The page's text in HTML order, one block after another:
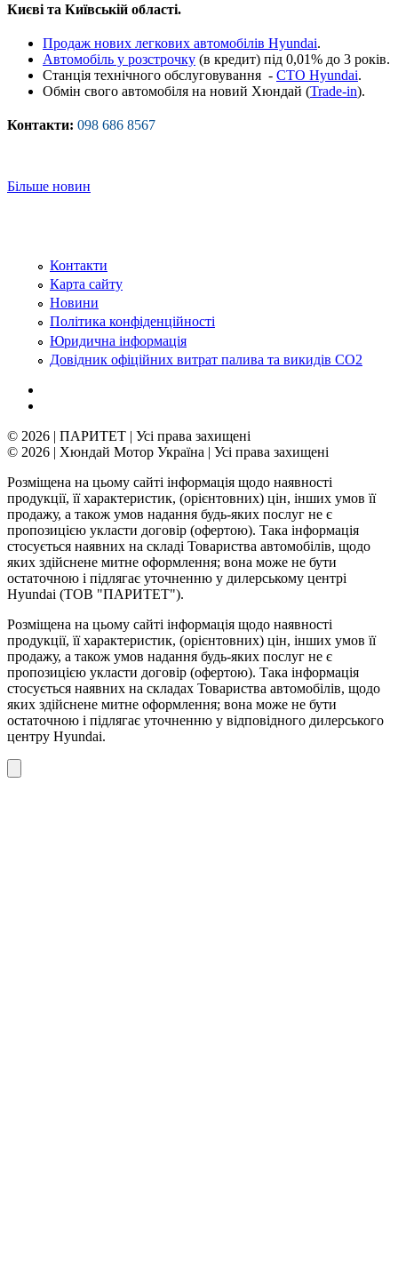
Києві та Київській області.
Продаж нових легкових автомобілів Hyundai.
Автомобіль у розстрочку (в кредит) під 0,01% до 3 років.
Станція технічного обслуговування - СТО Hyundaі.
Обмін свого автомобіля на новий Хюндай (Trade-in).
Контакти: 098 686 8567
Більше новин
Контакти
Карта сайту
Новини
Політика конфіденційності
Юридична інформація
Довідник офіційних витрат палива та викидів СО2
© 2026 | ПАРИТЕТ | Усі права захищені
© 2026 | Хюндай Мотор Україна | Усі права захищені
Розміщена на цьому сайті інформація щодо наявності
продукції, її характеристик, (орієнтовних) цін, інших умов її
продажу, а також умов надання будь-яких послуг не є
пропозицією укласти договір (офертою). Така інформація
стосується наявних на складі Товариства автомобілів, щодо
яких здійснене митне оформлення; вона може не бути
остаточною і підлягає уточненню у дилерському центрі
Hyundai (ТОВ "ПАРИТЕТ").
Розміщена на цьому сайті інформація щодо наявності
продукції, її характеристик, (орієнтовних) цін, інших умов її
продажу, а також умов надання будь-яких послуг не є
пропозицією укласти договір (офертою). Така інформація
стосується наявних на складах Товариства автомобілів, щодо
яких здійснене митне оформлення; вона може не бути
остаточною і підлягає уточненню у відповідного дилерського
центру Hyundai.